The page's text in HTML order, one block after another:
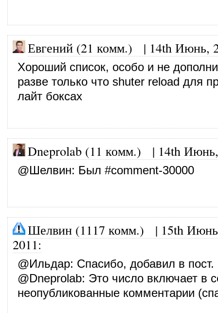
Евгений (21 комм.) | 14th Июнь,
Хороший список, особо и не
разве только что shuter reload для
лайт боксах
Dneprolab (11 комм.) | 14th
@Шелвин: Был #comment-30000
Шелвин (1117 комм.) | 15th
2011:
@Ильдар: Спасибо, добавил в пост.
@Dneprolab: Это число включает в
неопубликованные комментарии